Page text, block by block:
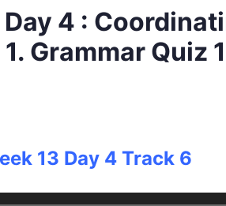
Day 4 :
Grammar Quiz 1
13 Day 4 Track 6